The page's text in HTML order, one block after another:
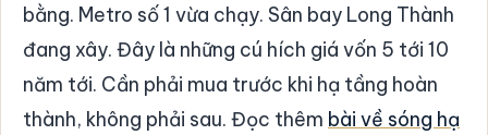
bằng. Metro số 1 vừa chạy. Sân bay Long Thành
đang xây. Đây là những cú hích giá vốn 5 tới 10
năm tới. Cần phải mua trước khi hạ tầng hoàn
thành, không phải sau. Đọc thêm bài về sóng hạ